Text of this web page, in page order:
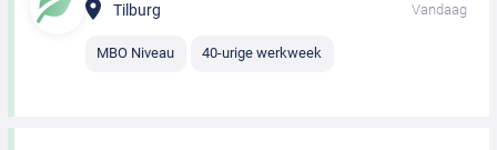
Tilburg Vandaag
MBO Niveau 40-urige werkweek